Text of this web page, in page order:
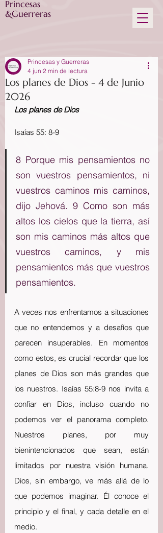
Princesas
&Guerreras
Los planes de Dios - 4 de Junio
2026
Princesas y Guerreras
4 jun 2 min de lectura
Los planes de Dios
Isaías 55: 8-9
8 Porque mis pensamientos no
son vuestros pensamientos, ni
vuestros caminos mis caminos,
dijo Jehová. 9 Como son más
altos los cielos que la tierra, así
son mis caminos más altos que
vuestros caminos, y mis
pensamientos más que vuestros
pensamientos.
A veces nos enfrentamos a situaciones
que no entendemos y a desafíos que
parecen insuperables. En momentos
como estos, es crucial recordar que los
planes de Dios son más grandes que
los nuestros. Isaías 55:8-9 nos invita a
confiar en Dios, incluso cuando no
podemos ver el panorama completo.
Nuestros planes, por muy
bienintencionados que sean, están
limitados por nuestra visión humana.
Dios, sin embargo, ve más allá de lo
que podemos imaginar. Él conoce el
principio y el final, y cada detalle en el
medio.